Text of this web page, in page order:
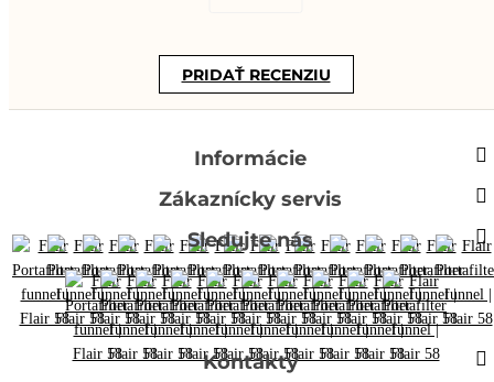
PRIDAŤ RECENZIU
Informácie
Zákaznícky servis
Sledujte nás
Kontakty